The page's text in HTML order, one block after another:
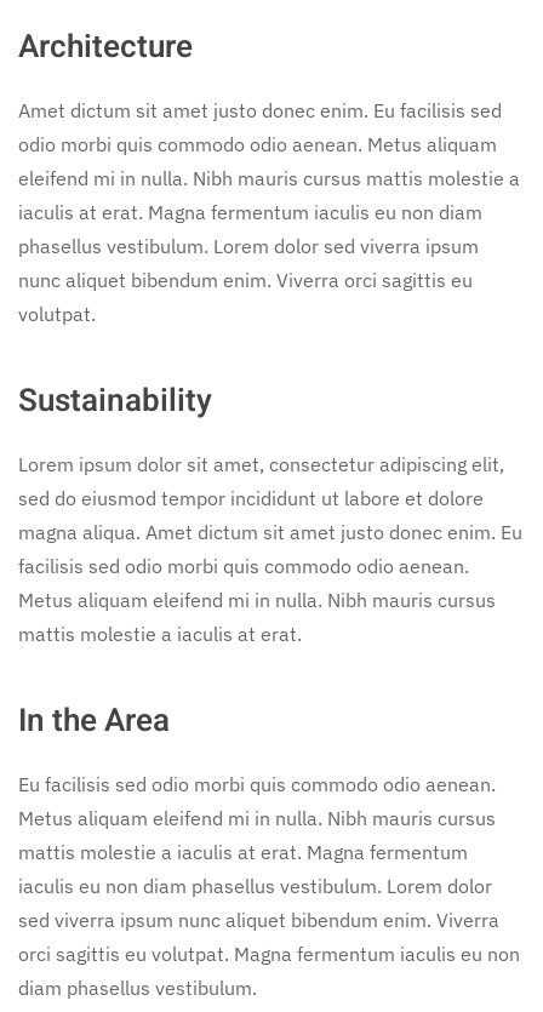
Architecture
Amet dictum sit amet justo donec enim. Eu facilisis sed
odio morbi quis commodo odio aenean. Metus aliquam
eleifend mi in nulla. Nibh mauris cursus mattis molestie a
iaculis at erat. Magna fermentum iaculis eu non diam
phasellus vestibulum. Lorem dolor sed viverra ipsum
nunc aliquet bibendum enim. Viverra orci sagittis eu
volutpat.
Sustainability
Lorem ipsum dolor sit amet, consectetur adipiscing elit,
sed do eiusmod tempor incididunt ut labore et dolore
magna aliqua. Amet dictum sit amet justo donec enim. Eu
facilisis sed odio morbi quis commodo odio aenean.
Metus aliquam eleifend mi in nulla. Nibh mauris cursus
mattis molestie a iaculis at erat.
In the Area
Eu facilisis sed odio morbi quis commodo odio aenean.
Metus aliquam eleifend mi in nulla. Nibh mauris cursus
mattis molestie a iaculis at erat. Magna fermentum
iaculis eu non diam phasellus vestibulum. Lorem dolor
sed viverra ipsum nunc aliquet bibendum enim. Viverra
orci sagittis eu volutpat. Magna fermentum iaculis eu non
diam phasellus vestibulum.